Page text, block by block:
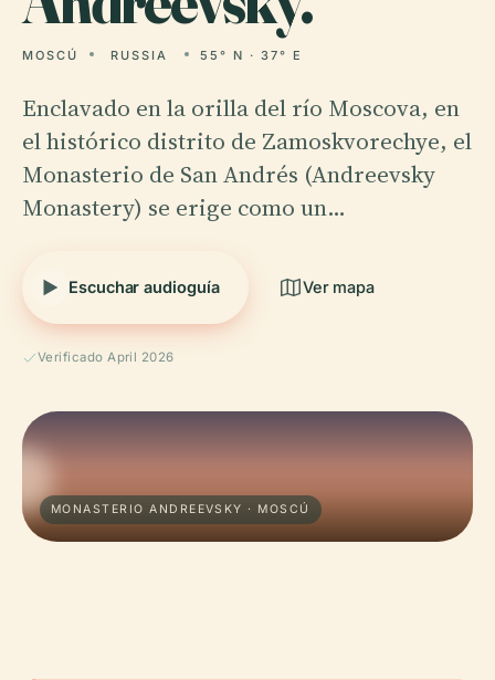
MOSCÚ RUSSIA 55° N · 37° E
Enclavado en la orilla del río Moscova, en
el histórico distrito de Zamoskvorechye, el
Monasterio de San Andrés (Andreevsky
Monastery) se erige como un…
Escuchar audioguía Ver mapa
Verificado April 2026
MONASTERIO ANDREEVSKY · MOSCÚ